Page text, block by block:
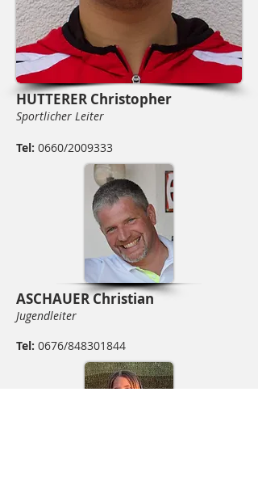
HUTTERER Christopher
Sportlicher Leiter
Tel: 0660/2009333
ASCHAUER Christian
Jugendleiter
Tel: 0676/848301844